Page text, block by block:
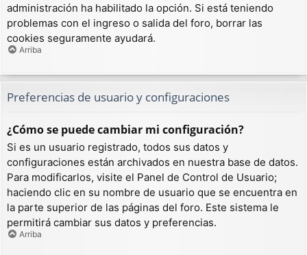
administración ha habilitado la opción. Si está teniendo
problemas con el ingreso o salida del foro, borrar las
cookies seguramente ayudará.
Arriba
Preferencias de usuario y configuraciones
¿Cómo se puede cambiar mi configuración?
Si es un usuario registrado, todos sus datos y
configuraciones están archivados en nuestra base de datos.
Para modificarlos, visite el Panel de Control de Usuario;
haciendo clic en su nombre de usuario que se encuentra en
la parte superior de las páginas del foro. Este sistema le
permitirá cambiar sus datos y preferencias.
Arriba